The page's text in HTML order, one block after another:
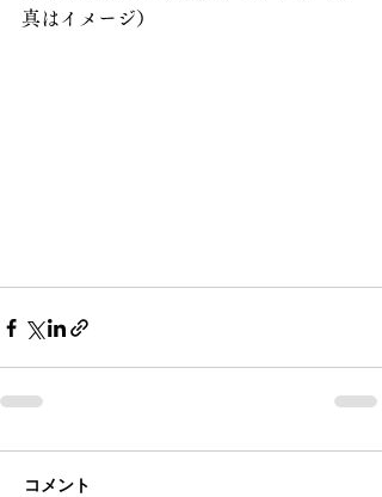
真はイメージ）
コメント